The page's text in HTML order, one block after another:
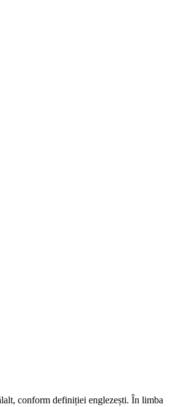
conform definiției englezești. În limba